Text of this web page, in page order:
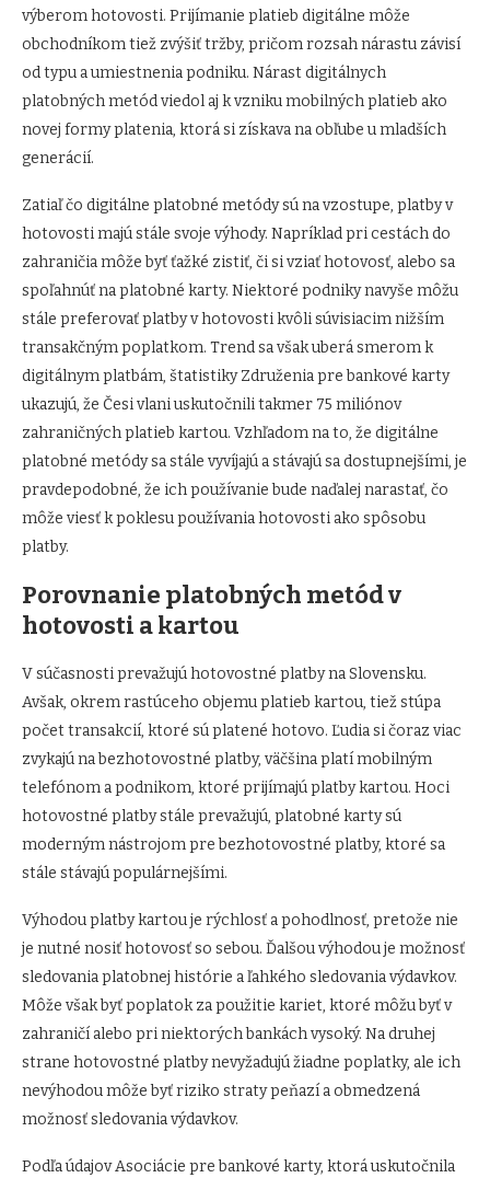
výberom hotovosti. Prijímanie platieb digitálne môže
obchodníkom tiež zvýšiť tržby, pričom rozsah nárastu závisí
od typu a umiestnenia podniku. Nárast digitálnych
platobných metód viedol aj k vzniku mobilných platieb ako
novej formy platenia, ktorá si získava na obľube u mladších
generácií.
Zatiaľ čo digitálne platobné metódy sú na vzostupe, platby v
hotovosti majú stále svoje výhody. Napríklad pri cestách do
zahraničia môže byť ťažké zistiť, či si vziať hotovosť, alebo sa
spoľahnúť na platobné karty. Niektoré podniky navyše môžu
stále preferovať platby v hotovosti kvôli súvisiacim nižším
transakčným poplatkom. Trend sa však uberá smerom k
digitálnym platbám, štatistiky Združenia pre bankové karty
ukazujú, že Česi vlani uskutočnili takmer 75 miliónov
zahraničných platieb kartou. Vzhľadom na to, že digitálne
platobné metódy sa stále vyvíjajú a stávajú sa dostupnejšími, je
pravdepodobné, že ich používanie bude naďalej narastať, čo
môže viesť k poklesu používania hotovosti ako spôsobu
platby.
Porovnanie platobných metód v
hotovosti a kartou
V súčasnosti prevažujú hotovostné platby na Slovensku.
Avšak, okrem rastúceho objemu platieb kartou, tiež stúpa
počet transakcií, ktoré sú platené hotovo. Ľudia si čoraz viac
zvykajú na bezhotovostné platby, väčšina platí mobilným
telefónom a podnikom, ktoré prijímajú platby kartou. Hoci
hotovostné platby stále prevažujú, platobné karty sú
moderným nástrojom pre bezhotovostné platby, ktoré sa
stále stávajú populárnejšími.
Výhodou platby kartou je rýchlosť a pohodlnosť, pretože nie
je nutné nosiť hotovosť so sebou. Ďalšou výhodou je možnosť
sledovania platobnej histórie a ľahkého sledovania výdavkov.
Môže však byť poplatok za použitie kariet, ktoré môžu byť v
zahraničí alebo pri niektorých bankách vysoký. Na druhej
strane hotovostné platby nevyžadujú žiadne poplatky, ale ich
nevýhodou môže byť riziko straty peňazí a obmedzená
možnosť sledovania výdavkov.
Podľa údajov Asociácie pre bankové karty, ktorá uskutočnila